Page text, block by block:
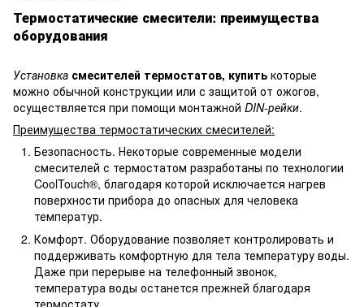
Термостатические смесители: преимущества
оборудования
Установка смесителей термостатов, купить которые
можно обычной конструкции или с защитой от ожогов,
осуществляется при помощи монтажной DIN-рейки.
Преимущества термостатических смесителей:
Безопасность. Некоторые современные модели
смесителей с термостатом разработаны по технологии
CoolTouch®, благодаря которой исключается нагрев
поверхности прибора до опасных для человека
температур.
Комфорт. Оборудование позволяет контролировать и
поддерживать комфортную для тела температуру воды.
Даже при перерыве на телефонный звонок,
температура воды останется прежней благодаря
термостату.